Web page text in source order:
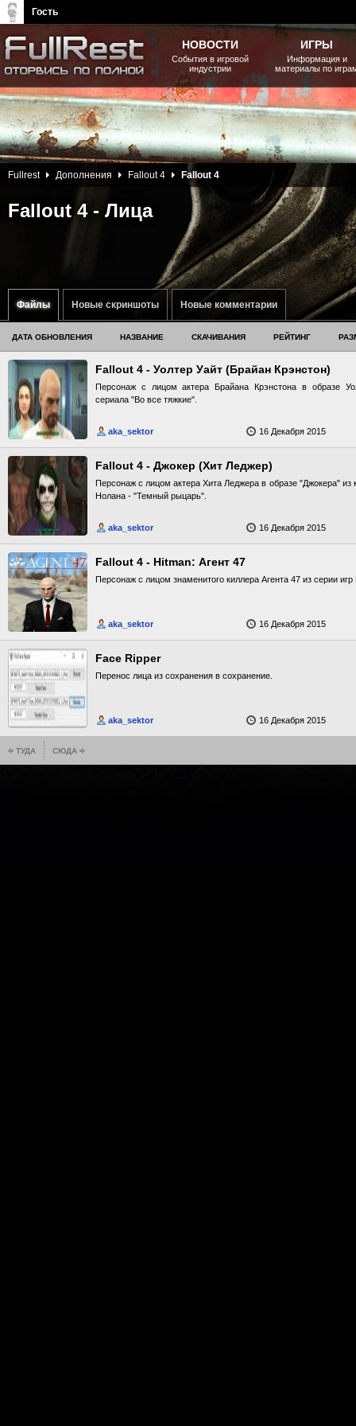
Файлы Новые скриншоты Новые комментарии
Fallout 4 - Лица
Fullrest Дополнения Fallout 4 Fallout 4
ДАТА ОБНОВЛЕНИЯ НАЗВАНИЕ СКАЧИВАНИЯ РЕЙТИНГ
ТУДА СЮДА
Fallout 4 - Уолтер Уайт (Брайан Крэнстон)
Персонаж с лицом актера Брайана Крэнстона в образе
сериала "Во все тяжкие".
aka_sektor 16 Декабря 2015
Fallout 4 - Джокер (Хит Леджер)
Персонаж с лицом актера Хита Леджера в образе "Джокера" из
Нолана - "Темный рыцарь".
aka_sektor 16 Декабря 2015
Fallout 4 - Hitman: Агент 47
Персонаж с лицом знаменитого киллера Агента 47 из серии игр
aka_sektor 16 Декабря 2015
Face Ripper
Перенос лица из сохранения в сохранение.
aka_sektor 16 Декабря 2015
The Elder Scrolls, Fallout,
Bethesda Softworks - статьи,
новости, дополнения
НОВОСТИ
События в игровой
индустрии
ИГРЫ
Информация и
материалы по
Гость